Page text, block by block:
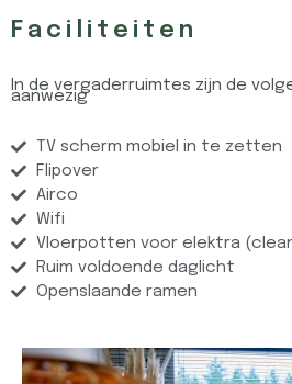
Faciliteiten
In de vergaderruimtes zijn de
aanwezig
TV scherm mobiel in te zetten
Flipover
Airco
Wifi
Vloerpotten voor elektra
Ruim voldoende daglicht
Openslaande ramen